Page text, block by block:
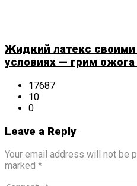
Жидкий латекс
условиях — грим ожога
17687
10
0
Leave a Reply
Your email address will not be
marked *